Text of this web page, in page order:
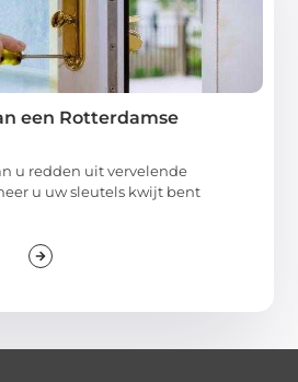
een Rotterdamse
u redden uit vervelende
u uw sleutels kwijt bent